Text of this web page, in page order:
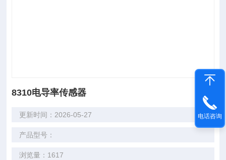
8310电导率传感器
更新时间：2026-05-27
产品型号：
浏览量：1617
电话咨询